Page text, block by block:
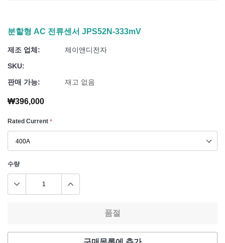
분할형 AC 전류센서 JPS52N-333mV
제조 업체:
제이앤디전자
SKU:
판매 가능:
재고 없음
₩396,000
Rated Current *
수량
품절